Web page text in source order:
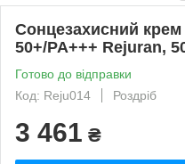
Сонцезахисний
50+/PA+++ Rejuran,
Готово до відправки
Код: Reju014
Роздріб
3 461 ₴